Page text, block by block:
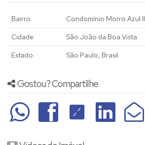
Bairro: Condomínio Morro Azul II
Cidade: São João da Boa Vista
Estado: São Paulo, Brasil
Gostou? Compartilhe